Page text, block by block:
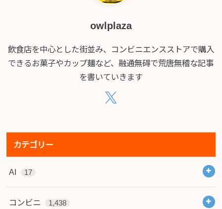
owlplaza
飲食店を中心とした街並み、コンビニエンスストアで購入
できるお菓子やカップ麺など、融通無碍で荒唐無稽な記事
を書いていきます
カテゴリー
AI 17
コンビニ 1,438